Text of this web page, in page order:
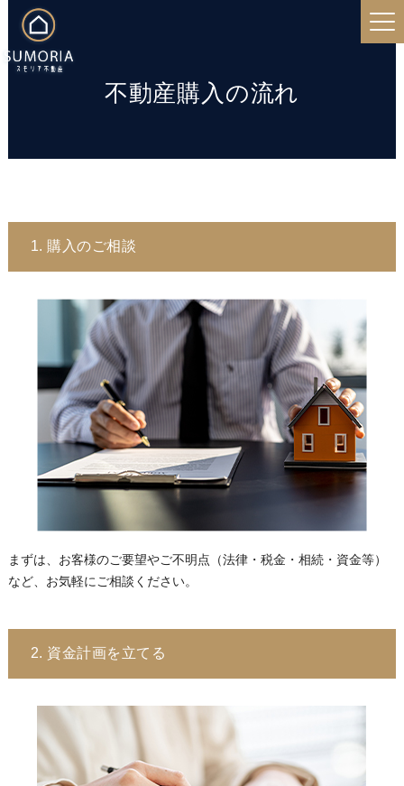
不動産購入の流れ
1. 購入のご相談
まずは、お客様のご要望やご不明点（法律・税金・相続・資金等）
など、お気軽にご相談ください。
2. 資金計画を立てる